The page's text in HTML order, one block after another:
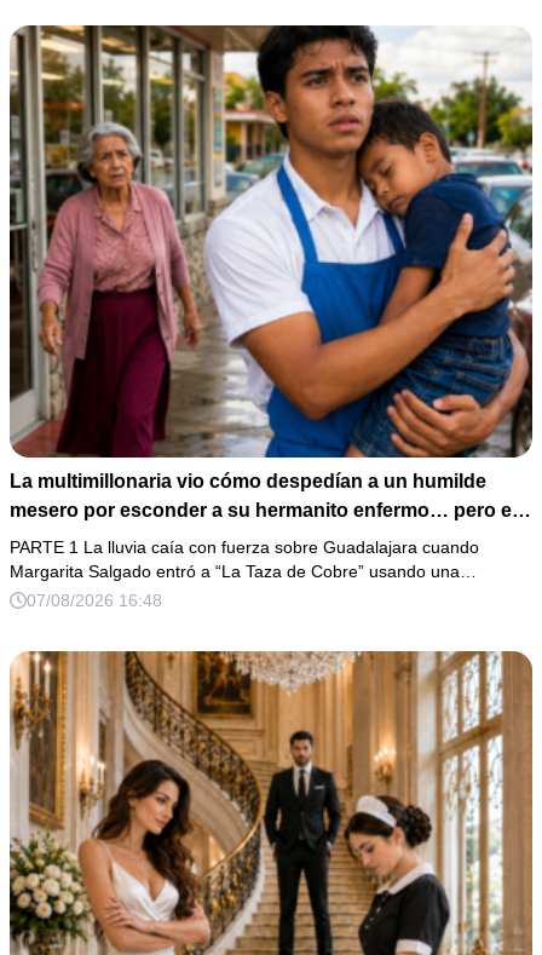
La multimillonaria vio cómo despedían a un humilde
mesero por esconder a su hermanito enfermo… pero el
verdadero escándalo estaba a punto de estallar.
PARTE 1 La lluvia caía con fuerza sobre Guadalajara cuando
Margarita Salgado entró a “La Taza de Cobre” usando una…
07/08/2026 16:48